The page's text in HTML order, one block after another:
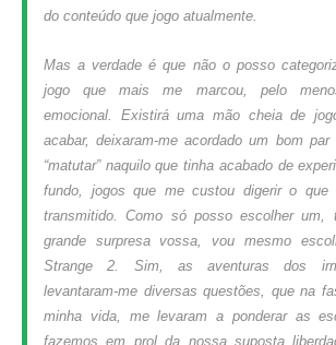
do conteúdo que jogo atualmente.
Mas a verdade é que não o posso
jogo que mais me marcou, pelo
emocional. Existirá uma mão cheia de
acabar, deixaram-me acordado um bom
“matutar” naquilo que tinha acabado de
fundo, jogos que me custou digerir o que
transmitido. Como só posso escolher um,
grande surpresa vossa, vou mesmo
Strange 2. Sim, as aventuras dos
levantaram-me diversas questões, que na
minha vida, me levaram a ponderar as
fazemos em prol da nossa suposta